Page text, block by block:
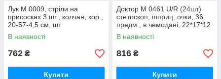
Лук M 0009, стріли на
присосках 3 шт., колчан, кор.,
20-57-4,5 см, шт
В наявності
762 ₴
Купити
Доктор M 0461 U/R (24шт)
стетоскоп, шприц, очки, 36
предм., в чемодані, 22*17*12
см, шт
В наявності
816 ₴
Купити